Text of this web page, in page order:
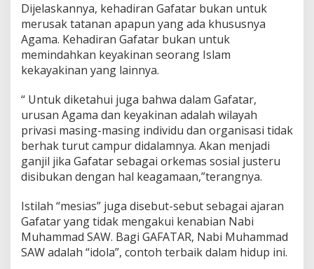
Dijelaskannya, kehadiran Gafatar bukan untuk
merusak tatanan apapun yang ada khususnya
Agama. Kehadiran Gafatar bukan untuk
memindahkan keyakinan seorang Islam
kekayakinan yang lainnya.
“ Untuk diketahui juga bahwa dalam Gafatar,
urusan Agama dan keyakinan adalah wilayah
privasi masing-masing individu dan organisasi tidak
berhak turut campur didalamnya. Akan menjadi
ganjil jika Gafatar sebagai orkemas sosial justeru
disibukan dengan hal keagamaan,”terangnya.
Istilah “mesias” juga disebut-sebut sebagai ajaran
Gafatar yang tidak mengakui kenabian Nabi
Muhammad SAW. Bagi GAFATAR, Nabi Muhammad
SAW adalah “idola”, contoh terbaik dalam hidup ini.